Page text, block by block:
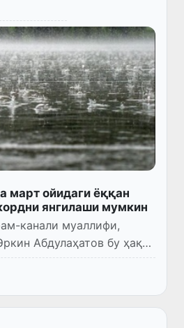
март ойидаги ёққан
янгилаши мумкин
канали муаллифи,
Абдулаҳатов бу ҳақда